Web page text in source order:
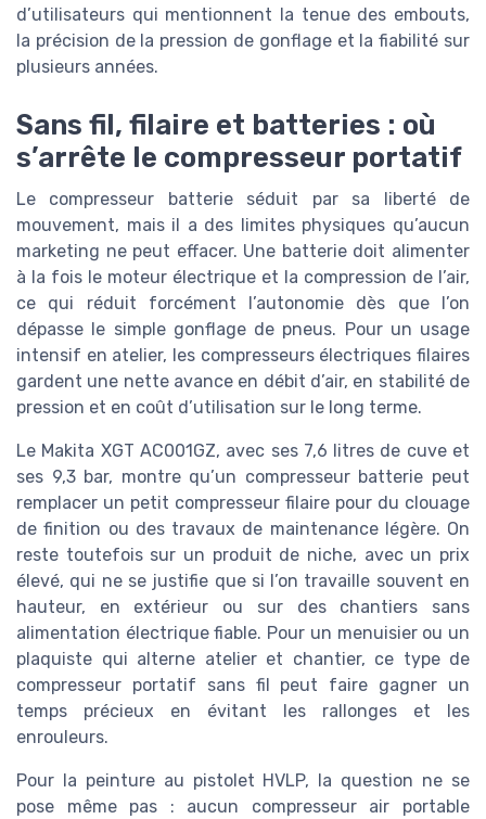
d’utilisateurs qui mentionnent la tenue des embouts,
la précision de la pression de gonflage et la fiabilité sur
plusieurs années.
Sans fil, filaire et batteries : où
s’arrête le compresseur portatif
Le compresseur batterie séduit par sa liberté de
mouvement, mais il a des limites physiques qu’aucun
marketing ne peut effacer. Une batterie doit alimenter
à la fois le moteur électrique et la compression de l’air,
ce qui réduit forcément l’autonomie dès que l’on
dépasse le simple gonflage de pneus. Pour un usage
intensif en atelier, les compresseurs électriques filaires
gardent une nette avance en débit d’air, en stabilité de
pression et en coût d’utilisation sur le long terme.
Le Makita XGT AC001GZ, avec ses 7,6 litres de cuve et
ses 9,3 bar, montre qu’un compresseur batterie peut
remplacer un petit compresseur filaire pour du clouage
de finition ou des travaux de maintenance légère. On
reste toutefois sur un produit de niche, avec un prix
élevé, qui ne se justifie que si l’on travaille souvent en
hauteur, en extérieur ou sur des chantiers sans
alimentation électrique fiable. Pour un menuisier ou un
plaquiste qui alterne atelier et chantier, ce type de
compresseur portatif sans fil peut faire gagner un
temps précieux en évitant les rallonges et les
enrouleurs.
Pour la peinture au pistolet HVLP, la question ne se
pose même pas : aucun compresseur air portable